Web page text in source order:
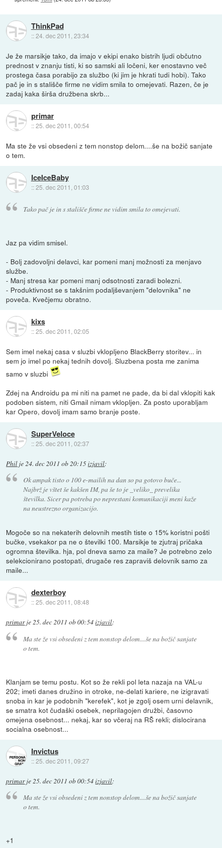
ThinkPad
::24. dec 2011, 23:34
Je že marsikje tako, da imajo v ekipi enako bistrih ljudi občutno
prednost v znanju tisti, ki so samski ali ločeni, ker enostavno več
prostega časa porabijo za službo (ki jim je hkrati tudi hobi). Tako
pač je in s stališče firme ne vidim smila to omejevati. Razen, če je
zadaj kaka širša družbena skrb...
primar
::25. dec 2011, 00:54
Ma ste že vsi obsedeni z tem nonstop delom....še na božič sanjate
o tem.
IceIceBaby
::25. dec 2011, 01:03
Tako pač je in s stališče firme ne vidim smila to omejevati.
Jaz pa vidim smisel.
- Bolj zadovoljni delavci, kar pomeni manj možnosti za menjavo
službe.
- Manj stresa kar pomeni manj odsotnosti zaradi bolezni.
- Produktivnost se s takšnim podaljševanjem "delovnika" ne
poveča. Kvečjemu obratno.
kixs
::25. dec 2011, 02:05
Sem imel nekaj casa v sluzbi vklopljeno BlackBerry storitev... in
sem jo imel po nekaj tednih dovolj. Sluzbena posta me zanima
samo v sluzbi
Zdej na Androidu pa mi niti na pamet ne pade, da bi dal vklopiti kak
podoben sistem, niti Gmail nimam vklopljen. Za posto uporabljam
kar Opero, dovolj imam samo branje poste.
SuperVeloce
::25. dec 2011, 02:37
Phil je24. dec 2011 ob 20:15izjavil:
Ok ampak tisto o 100 e-mailih na dan so pa gotovo buče...
Najbrž je vštet še kakšen IM, pa še to je _veliko_ prevelika
številka. Sicer pa potreba po neprestani komunikaciji meni kaže
na neustrezno organizacijo.
Mogoče so na nekaterih delovnih mestih tiste o 15% koristni pošti
bučke, vsekakor pa ne o številki 100. Marsikje te zjutraj pričaka
ogromna številka. hja, pol dneva samo za maile? Je potrebno zelo
selekcionirano postopati, drugače res zapraviš delovnik samo za
maile...
dexterboy
::25. dec 2011, 08:48
primarje25. dec 2011 ob 00:54izjavil:
Ma ste že vsi obsedeni z tem nonstop delom....še na božič sanjate
o tem.
Klanjam se temu postu. Kot so že rekli pol leta nazaja na VAL-u
202; imeti danes družino in otroke, ne-delati kariere, ne izigravati
snoba in kar je podobnih "kerefek", kot je zgolj osem urni delavnik,
se smatra kot čudaški osebek, neprilagojen družbi, časovno
omejena osebnost... nekaj, kar so včeraj na RŠ rekli; dislocirana
socialna osebnost...
Invictus
::25. dec 2011, 09:27
primarje25. dec 2011 ob 00:54izjavil:
Ma ste že vsi obsedeni z tem nonstop delom....še na božič sanjate
o tem.
+1